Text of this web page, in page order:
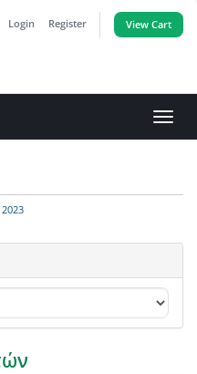
Login Register View Cart
2023